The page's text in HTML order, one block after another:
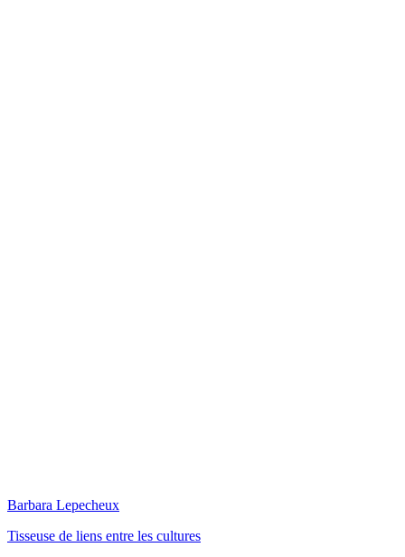
Barbara Lepecheux
Tisseuse de liens entre les cultures